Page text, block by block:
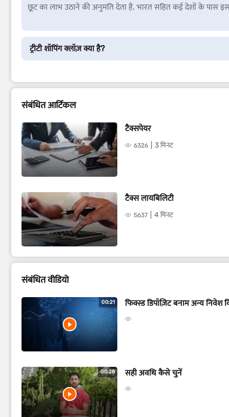
छूट का लाभ उठाने की अनुमति देता है. भारत सहित कई देशों के पास
ट्रीटी शॉपिंग क्लॉज़ क्या है?
संबंधित आर्टिकल
टैक्सपेयर
6326 3 मिनट
टैक्स लायबिलिटी
5637 4 मिनट
संबंधित वीडियो
00:21 फिक्स्ड डिपॉज़िट बनाम अन्य निवेश
00:28 सही अवधि कैसे चुनें